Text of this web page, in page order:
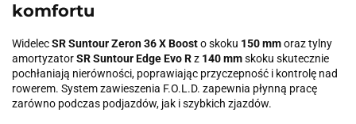
komfortu
WidelecSR Suntour Zeron 36 X Boosto skoku 150 mmoraz tylny
amortyzatorSR Suntour Edge Evo Rz 140 mmskoku skutecznie
pochłaniają nierówności, poprawiając przyczepność i kontrolę nad
rowerem. System zawieszenia F.O.L.D. zapewnia płynną pracę
zarówno podczas podjazdów, jak i szybkich zjazdów.